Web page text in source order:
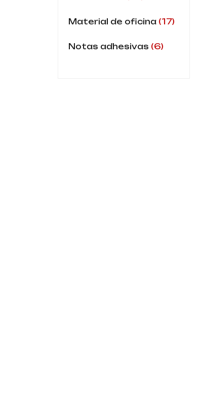
Material de oficina 17
Notas adhesivas 6